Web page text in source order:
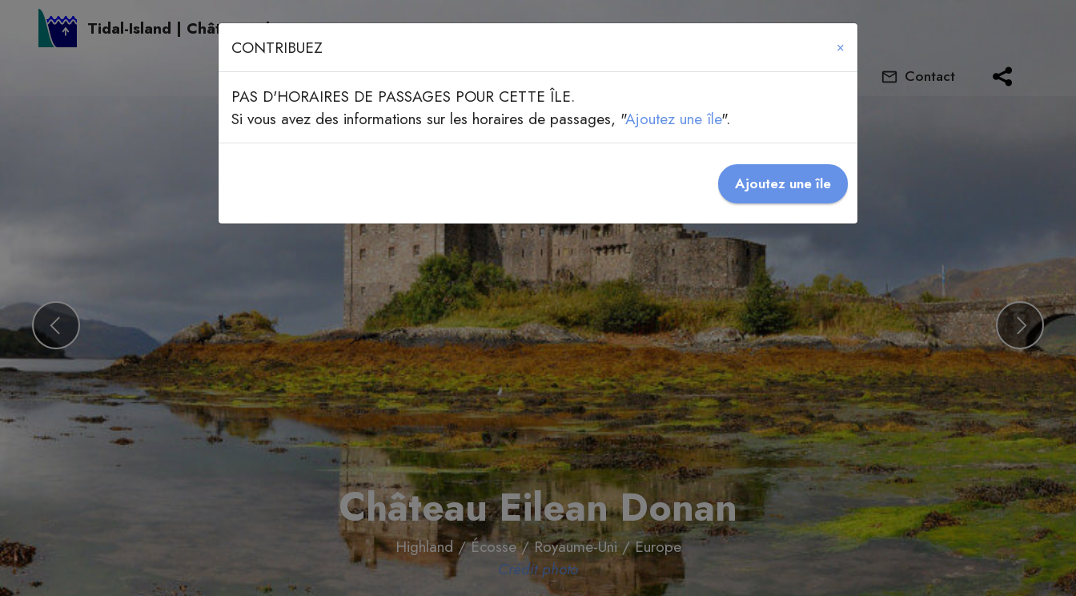
Tidal-Island | Château Eilean Donan
Carte des îles Liste des îles Ajouter une île FAQ Contact
Château Eilean Donan
Highland / Écosse / Royaume-Uni / Europe
Crédit photo
Previous Next
CONTRIBUEZ ×
PAS D'HORAIRES DE PASSAGES POUR CETTE ÎLE.
Si vous avez des informations sur les horaires de passages, "Ajoutez une île".
Ajoutez une île